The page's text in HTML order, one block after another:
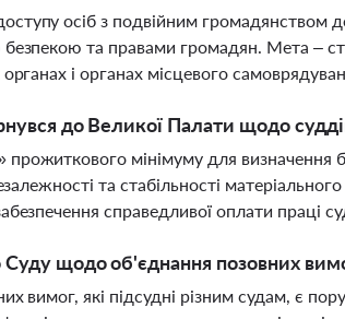
осіб з подвійним громадянством
та правами громадян. Мета –
і органах місцевого
до Великої Палати щодо
мінімуму для визначення
та стабільності
справедливої оплати праці
щодо об'єднання позовних
вимог, які підсудні різним судам, є